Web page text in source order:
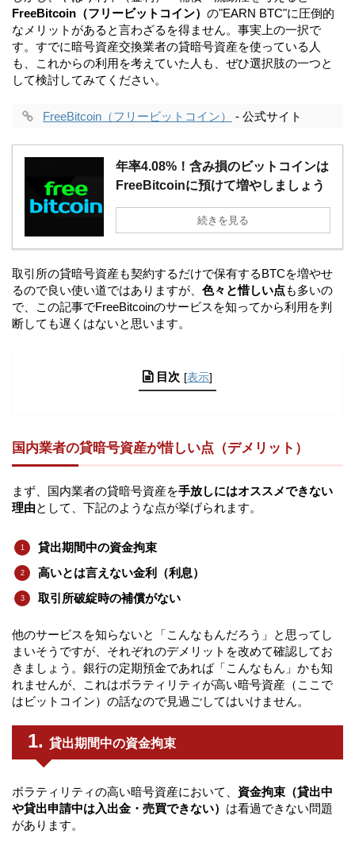
FreeBitcoin（フリービットコイン） の"EARN BTC"に圧倒的
なメリットがあると言わざるを得ません。事実上の一択で
す。すでに暗号資産交換業者の貸暗号資産を使っている人
も、これからの利用を考えていた人も、ぜひ選択肢の一つと
して検討してみてください。
FreeBitcoin（フリービットコイン） - 公式サイト
年率4.08%！含み損のビットコインは
FreeBitcoinに預けて増やしましょう
続きを見る
取引所の貸暗号資産も契約するだけで保有するBTCを増やせ
るので良い使い道ではありますが、 色々と惜しい点も多いの
で、この記事でFreeBitcoinのサービスを知ってから利用を判
断しても遅くはないと思います。
目次 [表示]
国内業者の貸暗号資産が惜しい点（デメリット）
まず、国内業者の貸暗号資産を手放しにはオススメできない
理由として、下記のような点が挙げられます。
貸出期間中の資金拘束
高いとは言えない金利（利息）
取引所破綻時の補償がない
他のサービスを知らないと「こんなもんだろう」と思ってし
まいそうですが、それぞれのデメリットを改めて確認してお
きましょう。銀行の定期預金であれば「こんなもん」かも知
れませんが、これはボラティリティが高い暗号資産（ここで
はビットコイン）の話なので見過ごしてはいけません。
貸出期間中の資金拘束
ボラティリティの高い暗号資産において、 資金拘束（貸出中
や貸出申請中は入出金・売買できない） は看過できない問題
があります。